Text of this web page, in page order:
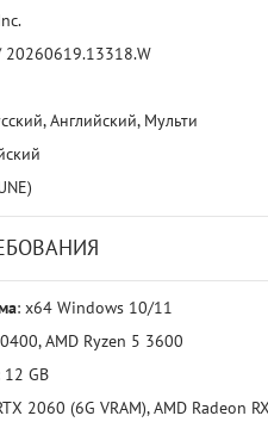
20260619.13318.W
Английский, Мульти
: x64 Windows 10/11
AMD Ryzen 5 3600
12 GB
2060 (6G VRAM), AMD Radeon